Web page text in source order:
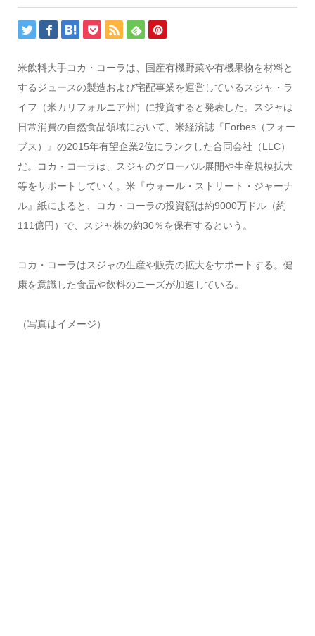
米飲料大手コカ・コーラは、国産有機野菜や有機果物を材料と
するジュースの製造および宅配事業を運営しているスジャ・ラ
イフ（米カリフォルニア州）に投資すると発表した。スジャは
日常消費の自然食品領域において、米経済誌『Forbes（フォー
ブス）』の2015年有望企業2位にランクした合同会社（LLC）
だ。コカ・コーラは、スジャのグローバル展開や生産規模拡大
等をサポートしていく。米『ウォール・ストリート・ジャーナ
ル』紙によると、コカ・コーラの投資額は約9000万ドル（約
111億円）で、スジャ株の約30％を保有するという。
コカ・コーラはスジャの生産や販売の拡大をサポートする。健
康を意識した食品や飲料のニーズが加速している。
（写真はイメージ）